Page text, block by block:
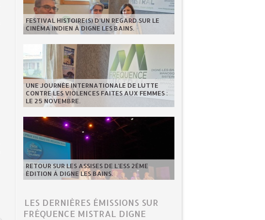
FESTIVAL HISTOIRE(S) D'UN REGARD SUR LE
CINÉMA INDIEN À DIGNE LES BAINS.
UNE JOURNÉE INTERNATIONALE DE LUTTE
CONTRE LES VIOLENCES FAITES AUX FEMMES :
LE 25 NOVEMBRE.
RETOUR SUR LES ASSISES DE L'ESS 2ÈME
ÉDITION À DIGNE LES BAINS.
LES DERNIÈRES ÉMISSIONS SUR
FRÉQUENCE MISTRAL DIGNE